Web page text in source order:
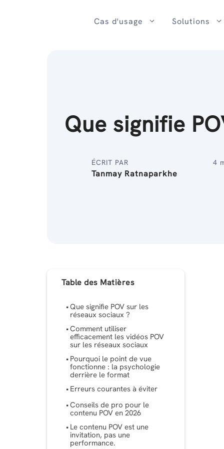
Cas d'usage Solutions
Que signifie
ÉCRIT PAR
Tanmay Ratnaparkhe
4
Table des Matières
Que signifie POV sur les
réseaux sociaux ?
Comment utiliser
efficacement les vidéos POV
sur les réseaux sociaux
Pourquoi le point de vue
fonctionne : la psychologie
derrière le format
Erreurs courantes à éviter
Conseils de pro pour le
contenu POV en 2026
Le contenu POV est une
invitation, pas une
performance.